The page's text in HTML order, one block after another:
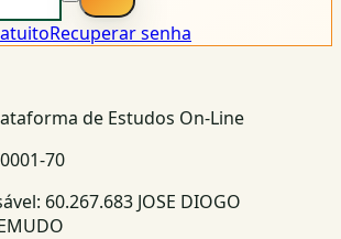
Recuperar senha
de Estudos On-Line
70
60.267.683 JOSE DIOGO